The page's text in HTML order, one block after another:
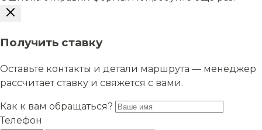
Получить ставку
Оставьте контакты и детали маршрута — менеджер
рассчитает ставку и свяжется с вами.
Как к вам обращаться?
Телефон